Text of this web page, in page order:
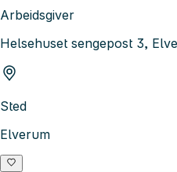
Arbeidsgiver
Helsehuset sengepost 3,
Sted
Elverum